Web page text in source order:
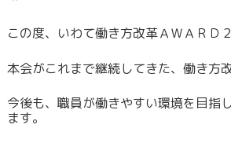
この度、いわて働き方改革ＡＷＡＲＤ
本会がこれまで継続してきた、働き方
今後も、職員が働きやすい環境を目指
ます。